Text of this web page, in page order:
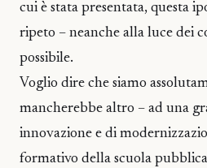
cui è stata presentata, questa
ripeto – neanche alla luce dei
possibile.
Voglio dire che siamo
mancherebbe altro – ad una
innovazione e di
formativo della scuola